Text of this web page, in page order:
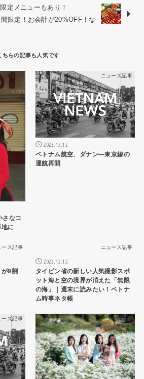
定メニューもあり！
限定！お会計が20%OFF！な
ース記事
さなコ
に
ニュース記事
2023.12.12
ベトナム航空、ダナン―東京線の
運航再開
ース記事
9割
ニュース記事
2023.12.12
タイビン省の新しい人気撮影スポ
ット海と空の境界が消えた「無限
の海」｜週末に読みたい！ベトナ
ム時事ネタ帳
ース記事 ニュース記事